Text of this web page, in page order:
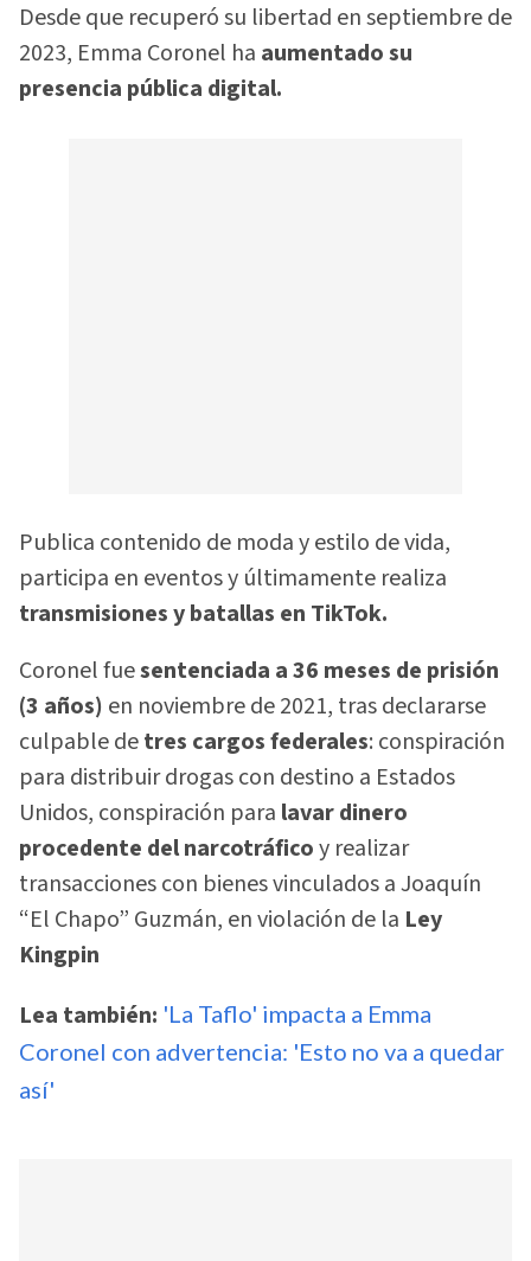
Desde que recuperó su libertad en septiembre de
2023, Emma Coronel ha aumentado su
presencia pública digital.
Publica contenido de moda y estilo de vida,
participa en eventos y últimamente realiza
transmisiones y batallas en TikTok.
Coronel fuesentenciada a 36 meses de prisión
(3 años) en noviembre de 2021, tras declararse
culpable detres cargos federales: conspiración
para distribuir drogas con destino a Estados
Unidos, conspiración para lavar dinero
procedente del narcotráficoy realizar
transacciones con bienes vinculados a Joaquín
“El Chapo” Guzmán, en violación de la Ley
Kingpin
Lea también: 'La Taflo' impacta a Emma
Coronel con advertencia: 'Esto no va a quedar
así'